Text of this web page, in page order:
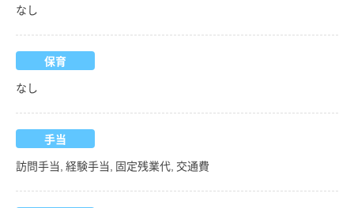
なし
保育
なし
手当
訪問手当, 経験手当, 固定残業代, 交通費